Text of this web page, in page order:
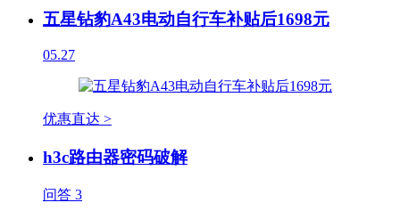
五星钻豹A43电动自行车补贴后1698元
05.27
优惠直达 >
h3c路由器密码破解
问答 3